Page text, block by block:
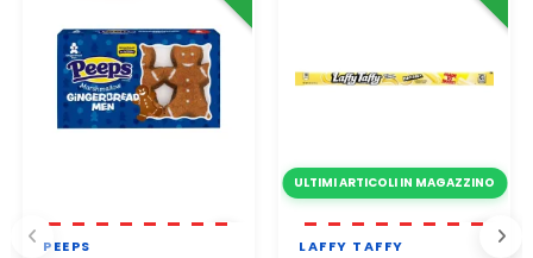
PEEPS
ULTIMI ARTICOLI IN MAGAZZINO
LAFFY TAFFY